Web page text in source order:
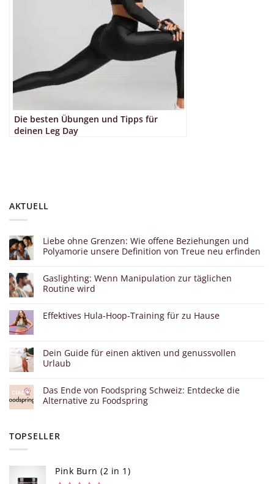
Die besten Übungen und Tipps für
deinen Leg Day
AKTUELL
Liebe ohne Grenzen: Wie offene Beziehungen und
Polyamorie unsere Definition von Treue neu erfinden
Gaslighting: Wenn Manipulation zur täglichen
Routine wird
Effektives Hula-Hoop-Training für zu Hause
Dein Guide für einen aktiven und genussvollen
Urlaub
Das Ende von Foodspring Schweiz: Entdecke die
Alternative zu Foodspring
TOPSELLER
Pink Burn (2 in 1)